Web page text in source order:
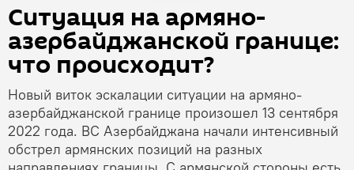
Ситуация на армяно-
азербайджанской границе:
что происходит?
Новый виток эскалации ситуации на армяно-
азербайджанской границе произошел 13 сентября
2022 года. ВС Азербайджана начали интенсивный
обстрел армянских позиций на разных